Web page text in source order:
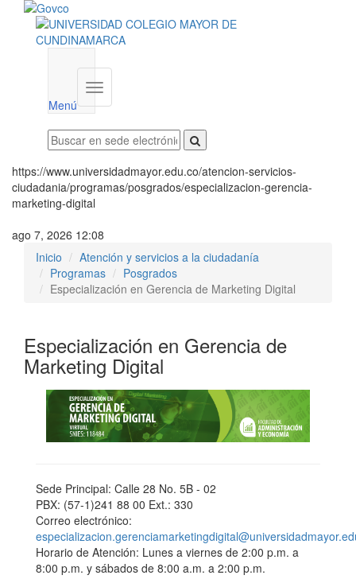
Menú
Menú
institucional
https://www.universidadmayor.edu.co/atencion-servicios-
ciudadania/programas/posgrados/especializacion-gerencia-
marketing-digital
ago 7, 2026 12:08
Inicio
Atención y servicios a la ciudadanía
Programas
Posgrados
Especialización en Gerencia de Marketing Digital
Especialización en Gerencia de
Marketing Digital
Sede Principal: Calle 28 No. 5B - 02
PBX: (57-1)241 88 00 Ext.: 330
Correo electrónico:
Horario de Atención: Lunes a viernes de 2:00 p.m. a
8:00 p.m. y sábados de 8:00 a.m. a 2:00 p.m.